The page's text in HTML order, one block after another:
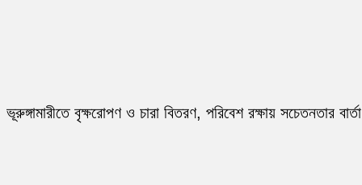
ভূরুঙ্গামারীতে বৃক্ষরোপণ ও চারা বিতরণ, পরিবেশ রক্ষায় সচেতনতার বার্তা